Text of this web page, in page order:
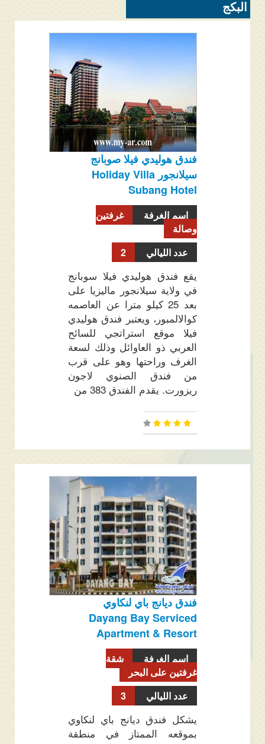
البكج
فندق هوليدي فيلا صوبانج
سيلانجور Holiday Villa
Subang Hotel
اسم الغرفة
غرفتين
وصالة
عدد الليالي
2
يقع فندق هوليدي فيلا سوبانج
في ولاية سيلانجور ماليزيا على
بعد 25 كيلو مترا عن العاصمه
كوالالمبور، ويعتبر فندق هوليدي
فيلا موقع استراتجي للسائح
العربي ذو العاوائل وذلك لسعة
الغرف وراحتها وهو على قرب
من فندق الصنوي لاجون
ريزورت. يقدم الفندق 383 من
فندق ديانج باي لنكاوي
Dayang Bay Serviced
Apartment & Resort
اسم الغرفة
شقة
غرفتين على البحر
عدد الليالي
3
يشكل فندق ديانج باي لنكاوي
بموقعه الممتاز في منطقة